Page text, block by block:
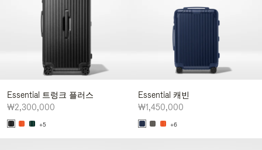
Essential 트렁크 플러스
₩2,300,000
+5
Essential 캐빈
₩1,450,000
+6